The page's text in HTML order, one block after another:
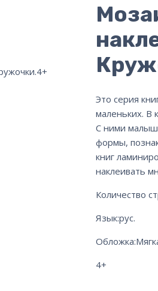
Это серия
маленьких. В
С ними малыш
формы,
книг
наклеивать
Количество
Язык:рус.
Обложка:
4+